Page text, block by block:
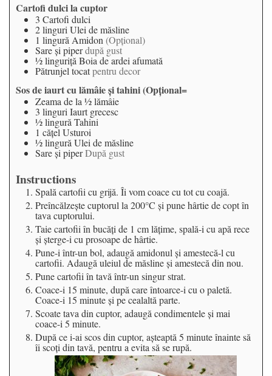
Cartofi dulci la cuptor
3 Cartofi dulci
2linguri Ulei de măsline
1 lingură Amidon (Opţional)
Sare şi piperdupă gust
½linguriţă Boia de ardei afumată
Pătrunjel tocatpentru decor
Sos de iaurt cu lămâie şi tahini (Opţional=
Zeama de la ½ lămâie
3 linguri Iaurt grecesc
½lingură Tahini
1 căţel Usturoi
½lingură Ulei de măsline
Sare şi piperDupă gust
Instructions
Spală cartofii cu grijă. Îi vom coace cu tot cu coajă.
Preîncălzeşte cuptorul la 200°C şi pune hârtie de copt în
tava cuptorului.
Taie cartofii în bucăţi de 1 cm lăţime, spală-i cu apă rece
şi şterge-i cu prosoape de hârtie.
Pune-i într-un bol, adaugă amidonul şi amestecă-l cu
cartofii. Adaugă uleiul de măsline şi amestecă din nou.
Pune cartofii în tavă într-un singur strat.
Coace-i 15 minute, după care întoarce-i cu o paletă.
Coace-i 15 minute şi pe cealaltă parte.
Scoate tava din cuptor, adaugă condimentele şi mai
coace-i 5 minute.
După ce i-ai scos din cuptor, aşteaptă 5 minute înainte să
îi scoţi din tavă, pentru a evita să se rupă.